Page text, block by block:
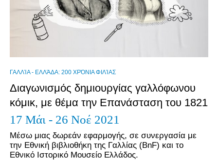
ΓΑΛΛΊΑ - ΕΛΛΆΔΑ: 200 ΧΡΌΝΙΑ ΦΙΛΊΑΣ
Διαγωνισμός δημιουργίας γαλλόφωνου
κόμικ, με θέμα την Επανάσταση του 1821
17 Μάι - 26 Νοέ 2021
Μέσω μιας δωρεάν εφαρμογής, σε συνεργασία με
την Εθνική βιβλιοθήκη της Γαλλίας (BnF) και το
Εθνικό Ιστορικό Μουσείο Ελλάδος.